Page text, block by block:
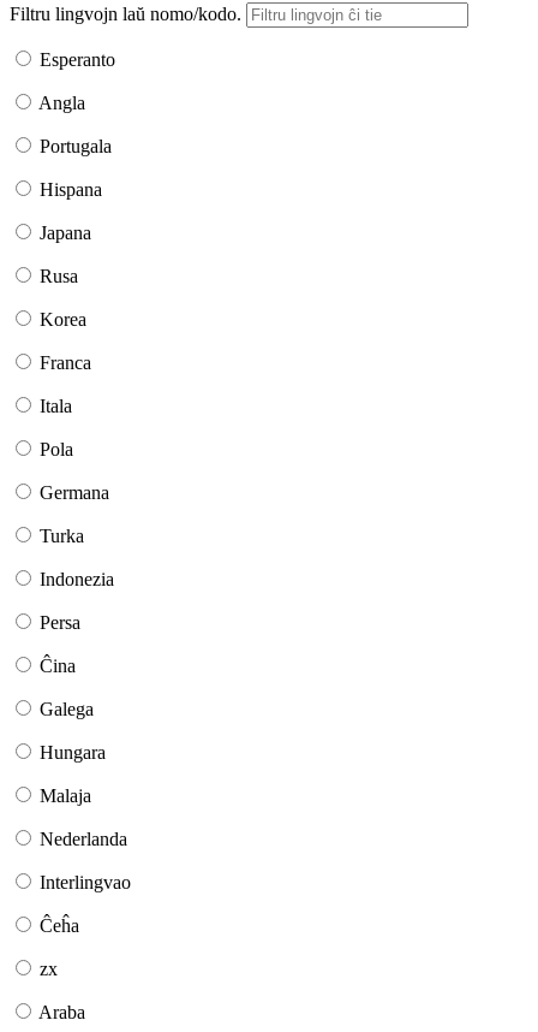
Filtru lingvojn laŭ nomo/kodo.
Esperanto
Angla
Portugala
Hispana
Japana
Rusa
Korea
Franca
Itala
Pola
Germana
Turka
Indonezia
Persa
Ĉina
Galega
Hungara
Malaja
Nederlanda
Interlingvao
Ĉeĥa
zx
Araba